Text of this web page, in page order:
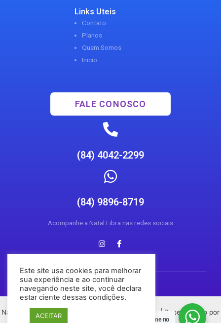
Links Uteis
Contato
Planos
Quem Somos
Inicio
FALE CONOSCO
(84) 4042-2299
(84) 9896-8719
Acompanhe a Natal Fibra nas redes sociais
Natal Fibra © 2026 Todos os direitos reservados | Desenvolvido por
Este site usa cookies para melhorar
sua experiência e ao continuar
navegando neste site, você declara
estar ciente dessas condições.
ACEITAR Chame no